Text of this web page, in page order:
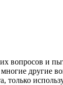
вопросов и
другие